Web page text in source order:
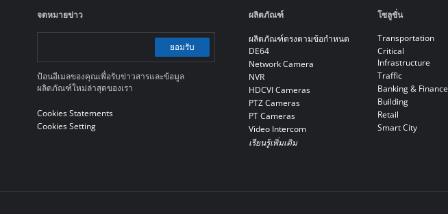
จดหมายข่าว
ยอมรับ
ป้อนอีเมลของคุณเพื่อรับข่าวสารและข้อมูล
ผลิตภัณฑ์ใหม่ล่าสุดของเรา
Cookies Statements
Cookies Setting
ผลิตภัณฑ์
ผลิตภัณฑ์ตรงตามข้อกำหนด
DE64
Network Camera
NVR
HDCVI Cameras
PTZ Cameras
PT Cameras
Video Intercom
เรียนรู้เพิ่มเติม
โซลูชั่น
Transportation
Critical
Infrastructure
Traffic
Banking & Finance
Building
Retail
Smart City